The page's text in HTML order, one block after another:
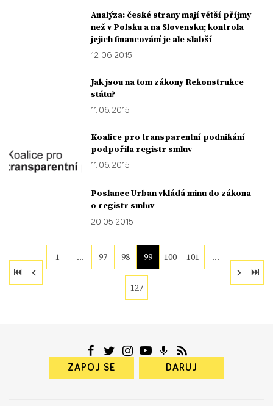
Analýza: české strany mají větší příjmy
než v Polsku a na Slovensku; kontrola
jejich financování je ale slabší
12. 06. 2015
Jak jsou na tom zákony Rekonstrukce
státu?
11. 06. 2015
Koalice pro transparentní podnikání
podpořila registr smluv
11. 06. 2015
Poslanec Urban vkládá minu do zákona
o registr smluv
20. 05. 2015
1 … 97 98 99 100 101 …
127
ZAPOJ SE DARUJ